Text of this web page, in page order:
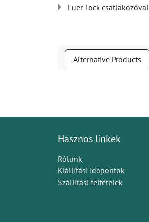
Luer-lock csatlakozóval
Alternative Products
Hasznos linkek
Rólunk
Kiállítási időpontok
Szállítási feltételek